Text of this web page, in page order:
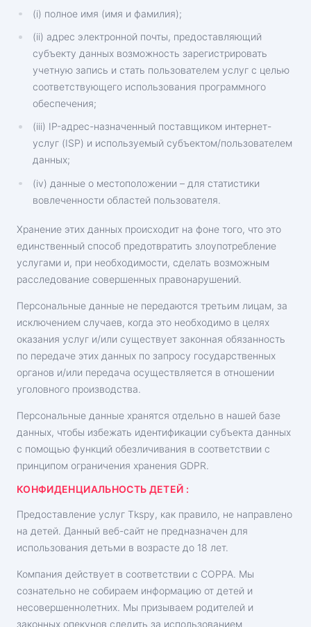
(i) полное имя (имя и фамилия);
(ii) адрес электронной почты, предоставляющий
субъекту данных возможность зарегистрировать
учетную запись и стать пользователем услуг с целью
соответствующего использования программного
обеспечения;
(iii) IP-адрес-назначенный поставщиком интернет-
услуг (ISP) и используемый субъектом/пользователем
данных;
(iv) данные о местоположении – для статистики
вовлеченности областей пользователя.
Хранение этих данных происходит на фоне того, что это
единственный способ предотвратить злоупотребление
услугами и, при необходимости, сделать возможным
расследование совершенных правонарушений.
Персональные данные не передаются третьим лицам, за
исключением случаев, когда это необходимо в целях
оказания услуг и/или существует законная обязанность
по передаче этих данных по запросу государственных
органов и/или передача осуществляется в отношении
уголовного производства.
Персональные данные хранятся отдельно в нашей базе
данных, чтобы избежать идентификации субъекта данных
с помощью функций обезличивания в соответствии с
принципом ограничения хранения GDPR.
КОНФИДЕНЦИАЛЬНОСТЬ ДЕТЕЙ :
Предоставление услуг Tkspy, как правило, не направлено
на детей. Данный веб-сайт не предназначен для
использования детьми в возрасте до 18 лет.
Компания действует в соответствии с COPPA. Мы
сознательно не собираем информацию от детей и
несовершеннолетних. Мы призываем родителей и
законных опекунов следить за использованием